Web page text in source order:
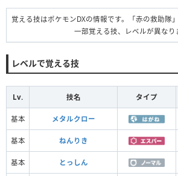
覚える技はポケモンDXの情報です。「赤の救助隊
一部覚える技、レベルが異なり
レベルで覚える技
Lv. 技名 タイプ
基本 メタルクロー
基本 ねんりき
基本 とっしん